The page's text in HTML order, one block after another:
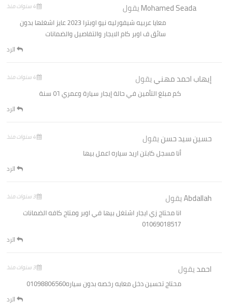
Mohamed Seadaيقول 4 سنوات منذ
معايا عربيه شيفورليه نيو اوبترا 2023 عايز اشغلها بدون
سائق ف اوبر كام الايجار والتفاصيل والضمانات
الرد
إيهاب احمد مهنييقول 4 سنوات منذ
كم مبلغ التأمين في حالة إيجار سيارة وعمري ٥٦ سنة
الرد
حسين سيد حسنيقول 4 سنوات منذ
أنا مسجل كابتن اريد سياره اعمل بيها
الرد
Abdallahيقول 3 سنوات منذ
انا محتاج زي ايجار اشتغل بيها في اوبر ومتاح كافه الضمانات
01069018517
الرد
احمديقول 3 سنوات منذ
محتاج تحسين دخل معايه رخصه بدون سياره01098806560
الرد